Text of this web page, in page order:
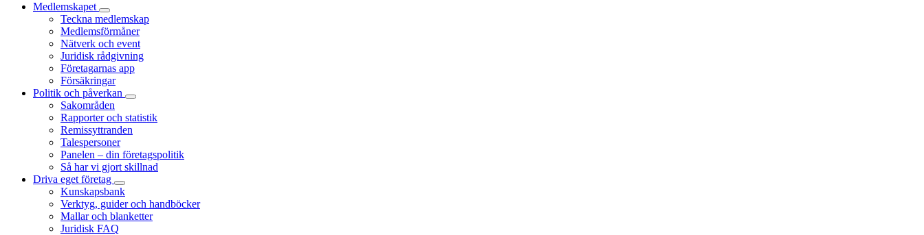
Medlemskapet
Teckna medlemskap
Medlemsförmåner
Nätverk och event
Juridisk rådgivning
Företagarnas app
Försäkringar
Politik och påverkan
Sakområden
Rapporter och statistik
Remissyttranden
Talespersoner
Panelen – din företagspolitik
Så har vi gjort skillnad
Driva eget företag
Kunskapsbank
Verktyg, guider och handböcker
Mallar och blanketter
Juridisk FAQ